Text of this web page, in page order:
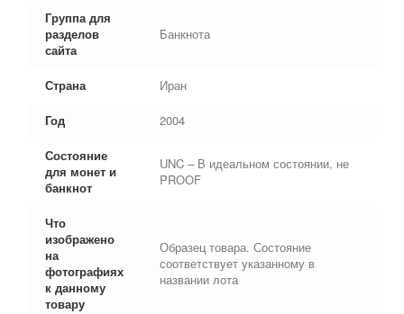
Группа для
разделов
сайта
Банкнота
Страна Иран
Год 2004
Состояние
для монет и
банкнот
UNC – В идеальном состоянии, не
PROOF
Что
изображено
на
фотографиях
к данному
товару
Образец товара. Состояние
соответствует указанному в
названии лота